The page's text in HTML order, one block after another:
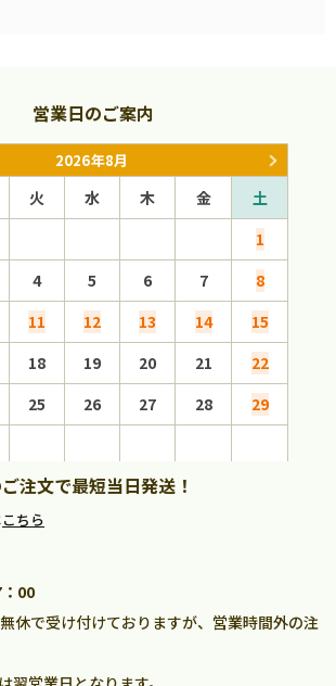
営業日のご案内
2026年8月
火 水 木 金
土
1
4 5 6 7
8
11 12 13 14
15
18 19 20 21
22
25 26 27 28
29
注文で最短当日発送！
こちら
00
休で受け付けておりますが、営業時間外の注